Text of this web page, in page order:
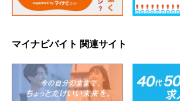
マイナビバイト 関連サイト